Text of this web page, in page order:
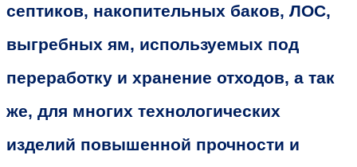
септиков, накопительных баков, ЛОС,
выгребных ям, используемых под
переработку и хранение отходов, а так
же, для многих технологических
изделий повышенной прочности и